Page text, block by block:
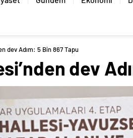
dev Adım: 5 Bin 867 Tapu
dev